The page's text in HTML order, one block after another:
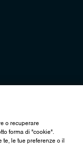
o recuperare
forma di "cookie".
le tue preferenze o il